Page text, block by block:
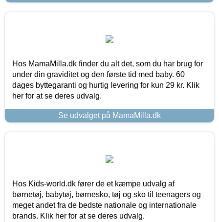
Hos MamaMilla.dk finder du alt det, som du har brug for
under din graviditet og den første tid med baby. 60
dages byttegaranti og hurtig levering for kun 29 kr. Klik
her for at se deres udvalg.
Se udvalget på MamaMilla.dk
Hos Kids-world.dk fører de et kæmpe udvalg af
børnetøj, babytøj, børnesko, tøj og sko til teenagers og
meget andet fra de bedste nationale og internationale
brands. Klik her for at se deres udvalg.